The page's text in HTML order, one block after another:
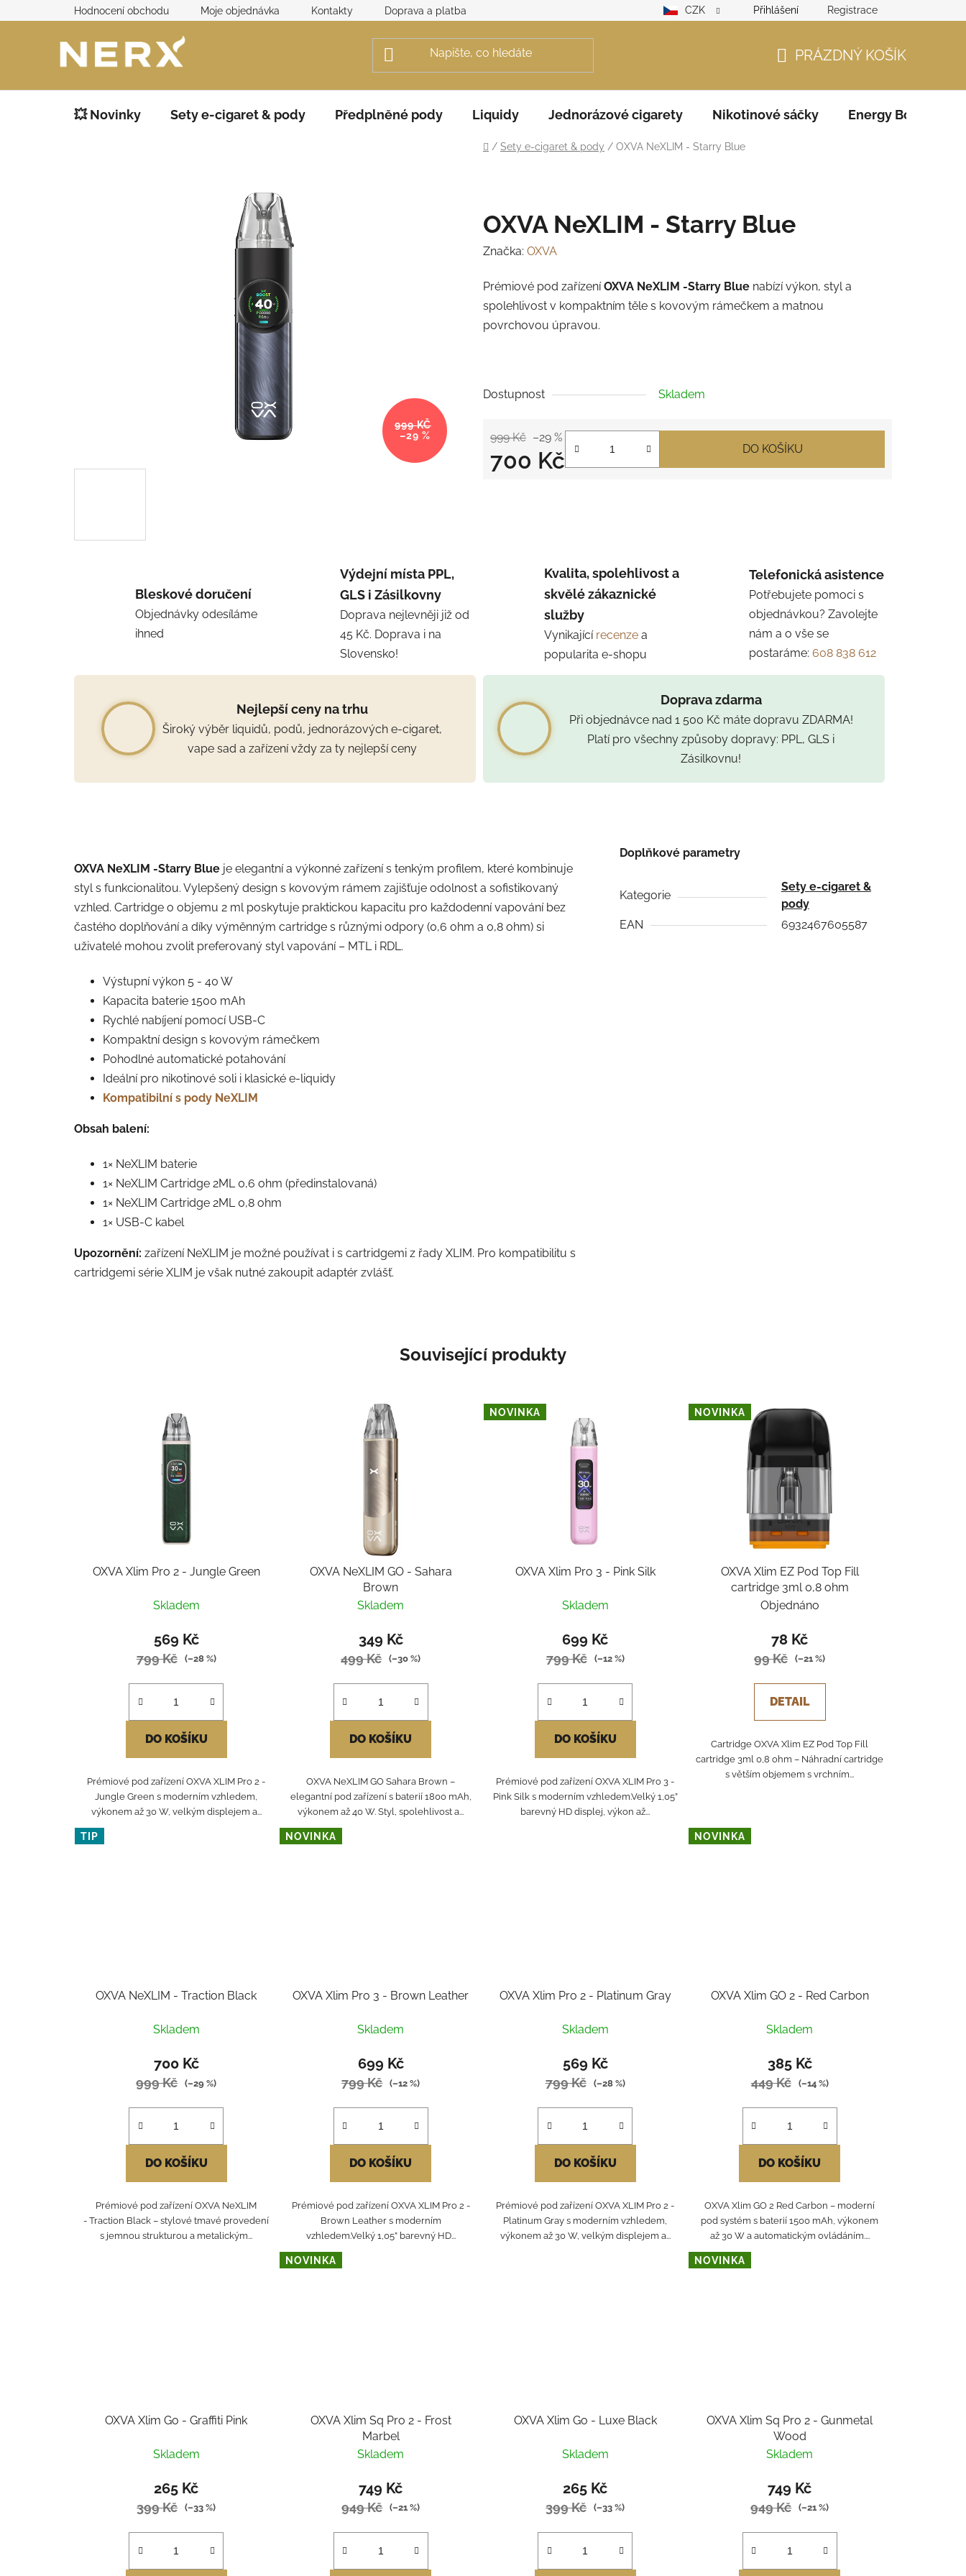
na
Hodnocení obchodu Moje objednávka Kontakty Doprava a platba Reklamační řád GDPR Zodpovědný prodejce – ověření věku
CZK Přihlášení Registrace
KOŠÍK
PRÁZDNÝ KOŠÍK
💥 Novinky Sety e-cigaret & pody Předplněné pody Liquidy Jednorázové cigarety Nikotinové sáčky Energy Boosters
Domů
/ Sety e-cigaret & pody / OXVA NeXLIM - Starry Blue
OXVA NeXLIM - Starry Blue
Značka: OXVA
Prémiové pod zařízeníOXVA NeXLIM -Starry Blue nabízí výkon, styl a
spolehlivost v kompaktním těle s kovovým rámečkem a matnou
povrchovou úpravou.
Dostupnost Skladem
999 Kč –29 %
700 Kč DO KOŠÍKU
999 KČ
–29 %
Bleskové doručení
Objednávky odesíláme
ihned
Výdejní místa PPL,
GLS i Zásilkovny
Doprava nejlevněji již od
45 Kč. Doprava i na
Slovensko!
Kvalita, spolehlivost a
skvělé zákaznické
služby
Vynikající recenze a
popularita e-shopu
Telefonická asistence
Potřebujete pomoci s
objednávkou? Zavolejte
nám a o vše se
postaráme: 608 838 612
Nejlepší ceny na trhu
Široký výběr liquidů, podů, jednorázových e-cigaret,
vape sad a zařízení vždy za ty nejlepší ceny
Doprava zdarma
Při objednávce nad 1 500 Kč máte dopravu ZDARMA!
Platí pro všechny způsoby dopravy: PPL, GLS i
Zásilkovnu!
OXVA NeXLIM -Starry Blue je elegantní a výkonné zařízení s tenkým profilem, které kombinuje
styl s funkcionalitou. Vylepšený design s kovovým rámem zajišťuje odolnost a sofistikovaný
vzhled. Cartridge o objemu 2 ml poskytuje praktickou kapacitu pro každodenní vapování bez
častého doplňování a díky výměnným cartridge s různými odpory (0,6 ohm a 0,8 ohm) si
uživatelé mohou zvolit preferovaný styl vapování – MTL i RDL.
Výstupní výkon 5 - 40 W
Kapacita baterie 1500 mAh
Rychlé nabíjení pomocí USB-C
Kompaktní design s kovovým rámečkem
Pohodlné automatické potahování
Ideální pro nikotinové soli i klasické e-liquidy
Kompatibilní s pody NeXLIM
Obsah balení:
1× NeXLIM baterie
1× NeXLIM Cartridge 2ML 0,6 ohm (předinstalovaná)
1× NeXLIM Cartridge 2ML 0,8 ohm
1× USB-C kabel
Upozornění: zařízení NeXLIM je možné používat i s cartridgemi z řady XLIM. Pro kompatibilitu s
cartridgemi série XLIM je však nutné zakoupit adaptér zvlášť.
Doplňkové parametry
Kategorie
Sety e-cigaret &
pody
EAN
6932467605587
Související produkty
OXVA Xlim Pro 2 - Jungle Green
Skladem
569 Kč
799 Kč (–28 %)
DO KOŠÍKU
Prémiové pod zařízení OXVA XLIM Pro 2 -
Jungle Green s moderním vzhledem,
výkonem až 30 W, velkým displejem a...
OXVA NeXLIM GO - Sahara
Brown
Skladem
349 Kč
499 Kč (–30 %)
DO KOŠÍKU
OXVA NeXLIM GO Sahara Brown –
elegantní pod zařízení s baterií 1800 mAh,
výkonem až 40 W. Styl, spolehlivost a...
NOVINKA
OXVA Xlim Pro 3 - Pink Silk
Skladem
699 Kč
799 Kč (–12 %)
DO KOŠÍKU
Prémiové pod zařízení OXVA XLIM Pro 3 -
Pink Silk s moderním vzhledem.Velký 1,05”
barevný HD displej, výkon až...
NOVINKA
OXVA Xlim EZ Pod Top Fill
cartridge 3ml 0,8 ohm
Objednáno
78 Kč
99 Kč (–21 %)
DETAIL
Cartridge OXVA Xlim EZ Pod Top Fill
cartridge 3ml 0,8 ohm – Náhradní cartridge
s větším objemem s vrchním...
TIP
OXVA NeXLIM - Traction Black
Skladem
700 Kč
999 Kč (–29 %)
DO KOŠÍKU
Prémiové pod zařízení OXVA NeXLIM
- Traction Black – stylové tmavé provedení
s jemnou strukturou a metalickým...
NOVINKA
OXVA Xlim Pro 3 - Brown Leather
Skladem
699 Kč
799 Kč (–12 %)
DO KOŠÍKU
Prémiové pod zařízení OXVA XLIM Pro 2 -
Brown Leather s moderním
vzhledem.Velký 1,05” barevný HD...
OXVA Xlim Pro 2 - Platinum Gray
Skladem
569 Kč
799 Kč (–28 %)
DO KOŠÍKU
Prémiové pod zařízení OXVA XLIM Pro 2 -
Platinum Gray s moderním vzhledem,
výkonem až 30 W, velkým displejem a...
NOVINKA
OXVA Xlim GO 2 - Red Carbon
Skladem
385 Kč
449 Kč (–14 %)
DO KOŠÍKU
OXVA Xlim GO 2 Red Carbon – moderní
pod systém s baterií 1500 mAh, výkonem
až 30 W a automatickým ovládáním....
OXVA Xlim Go - Graffiti Pink
Skladem
265 Kč
399 Kč (–33 %)
NOVINKA
OXVA Xlim Sq Pro 2 - Frost
Marbel
Skladem
749 Kč
949 Kč (–21 %)
OXVA Xlim Go - Luxe Black
Skladem
265 Kč
399 Kč (–33 %)
NOVINKA
OXVA Xlim Sq Pro 2 - Gunmetal
Wood
Skladem
749 Kč
949 Kč (–21 %)